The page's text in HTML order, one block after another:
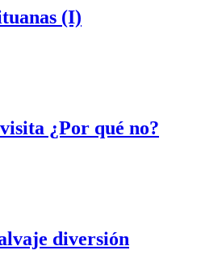
(I)
¿Por qué no?
diversión